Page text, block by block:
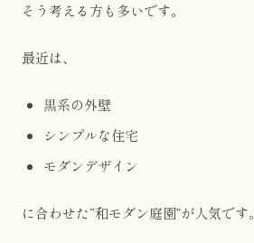
そう考える方も多いです。
最近は、
黒系の外壁
シンプルな住宅
モダンデザイン
に合わせた“和モダン庭園”が人気です。